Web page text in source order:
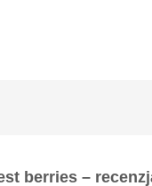
berries –